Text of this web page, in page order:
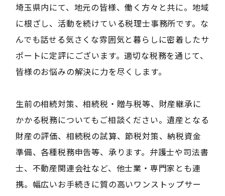
埼玉県内にて、地元の皆様、働く方々と共に。地域
に根ざし、活動を続けている税理士事務所です。な
んでも話せる気さくな雰囲気と暮らしに密着したサ
ポートに定評にございます。適切な税務を通じて、
皆様のお悩みの解決に力を尽くします。
生前の相続対策、相続税・贈与税等、財産継承に
かかる税務についてもご相談ください。遺産となる
財産の評価、相続税の試算、節税対策、納税資金
準備、各種税務申告等、承ります。弁護士や司法書
士、不動産関連会社など、他士業・専門家とも連
携。幅広いお手続きに質の高いワンストップサー